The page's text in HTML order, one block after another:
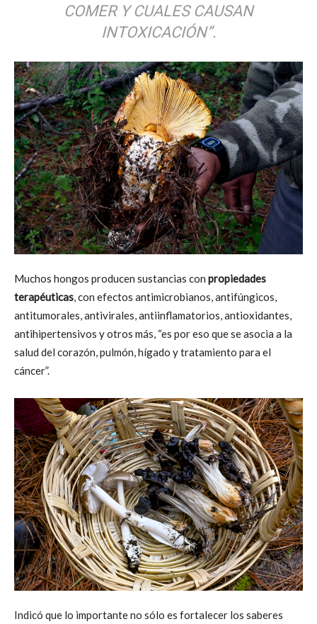
COMER Y CUALES CAUSAN
INTOXICACIÓN”.
Muchos hongos producen sustancias con propiedades
terapéuticas, con efectos antimicrobianos, antifúngicos,
antitumorales, antivirales, antiinflamatorios, antioxidantes,
antihipertensivos y otros más, “es por eso que se asocia a la
salud del corazón, pulmón, hígado y tratamiento para el
cáncer”.
Indicó que lo importante no sólo es fortalecer los saberes